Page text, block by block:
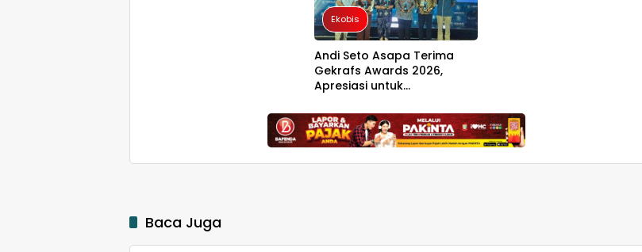
Ekobis
Andi Seto Asapa Terima
Gekrafs Awards 2026,
Apresiasi untuk
Kreatif
Baca Juga